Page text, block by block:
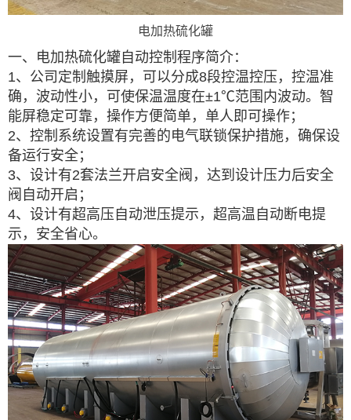
电加热硫化罐
一、电加热硫化罐自动控制程序简介：
1、公司定制触摸屏，可以分成8段控温控压，控温准
确，波动性小，可使保温温度在±1℃范围内波动。智
能屏稳定可靠，操作方便简单，单人即可操作；
2、控制系统设置有完善的电气联锁保护措施，确保设
备运行安全；
3、设计有2套法兰开启安全阀，达到设计压力后安全
阀自动开启；
4、设计有超高压自动泄压提示，超高温自动断电提
示，安全省心。